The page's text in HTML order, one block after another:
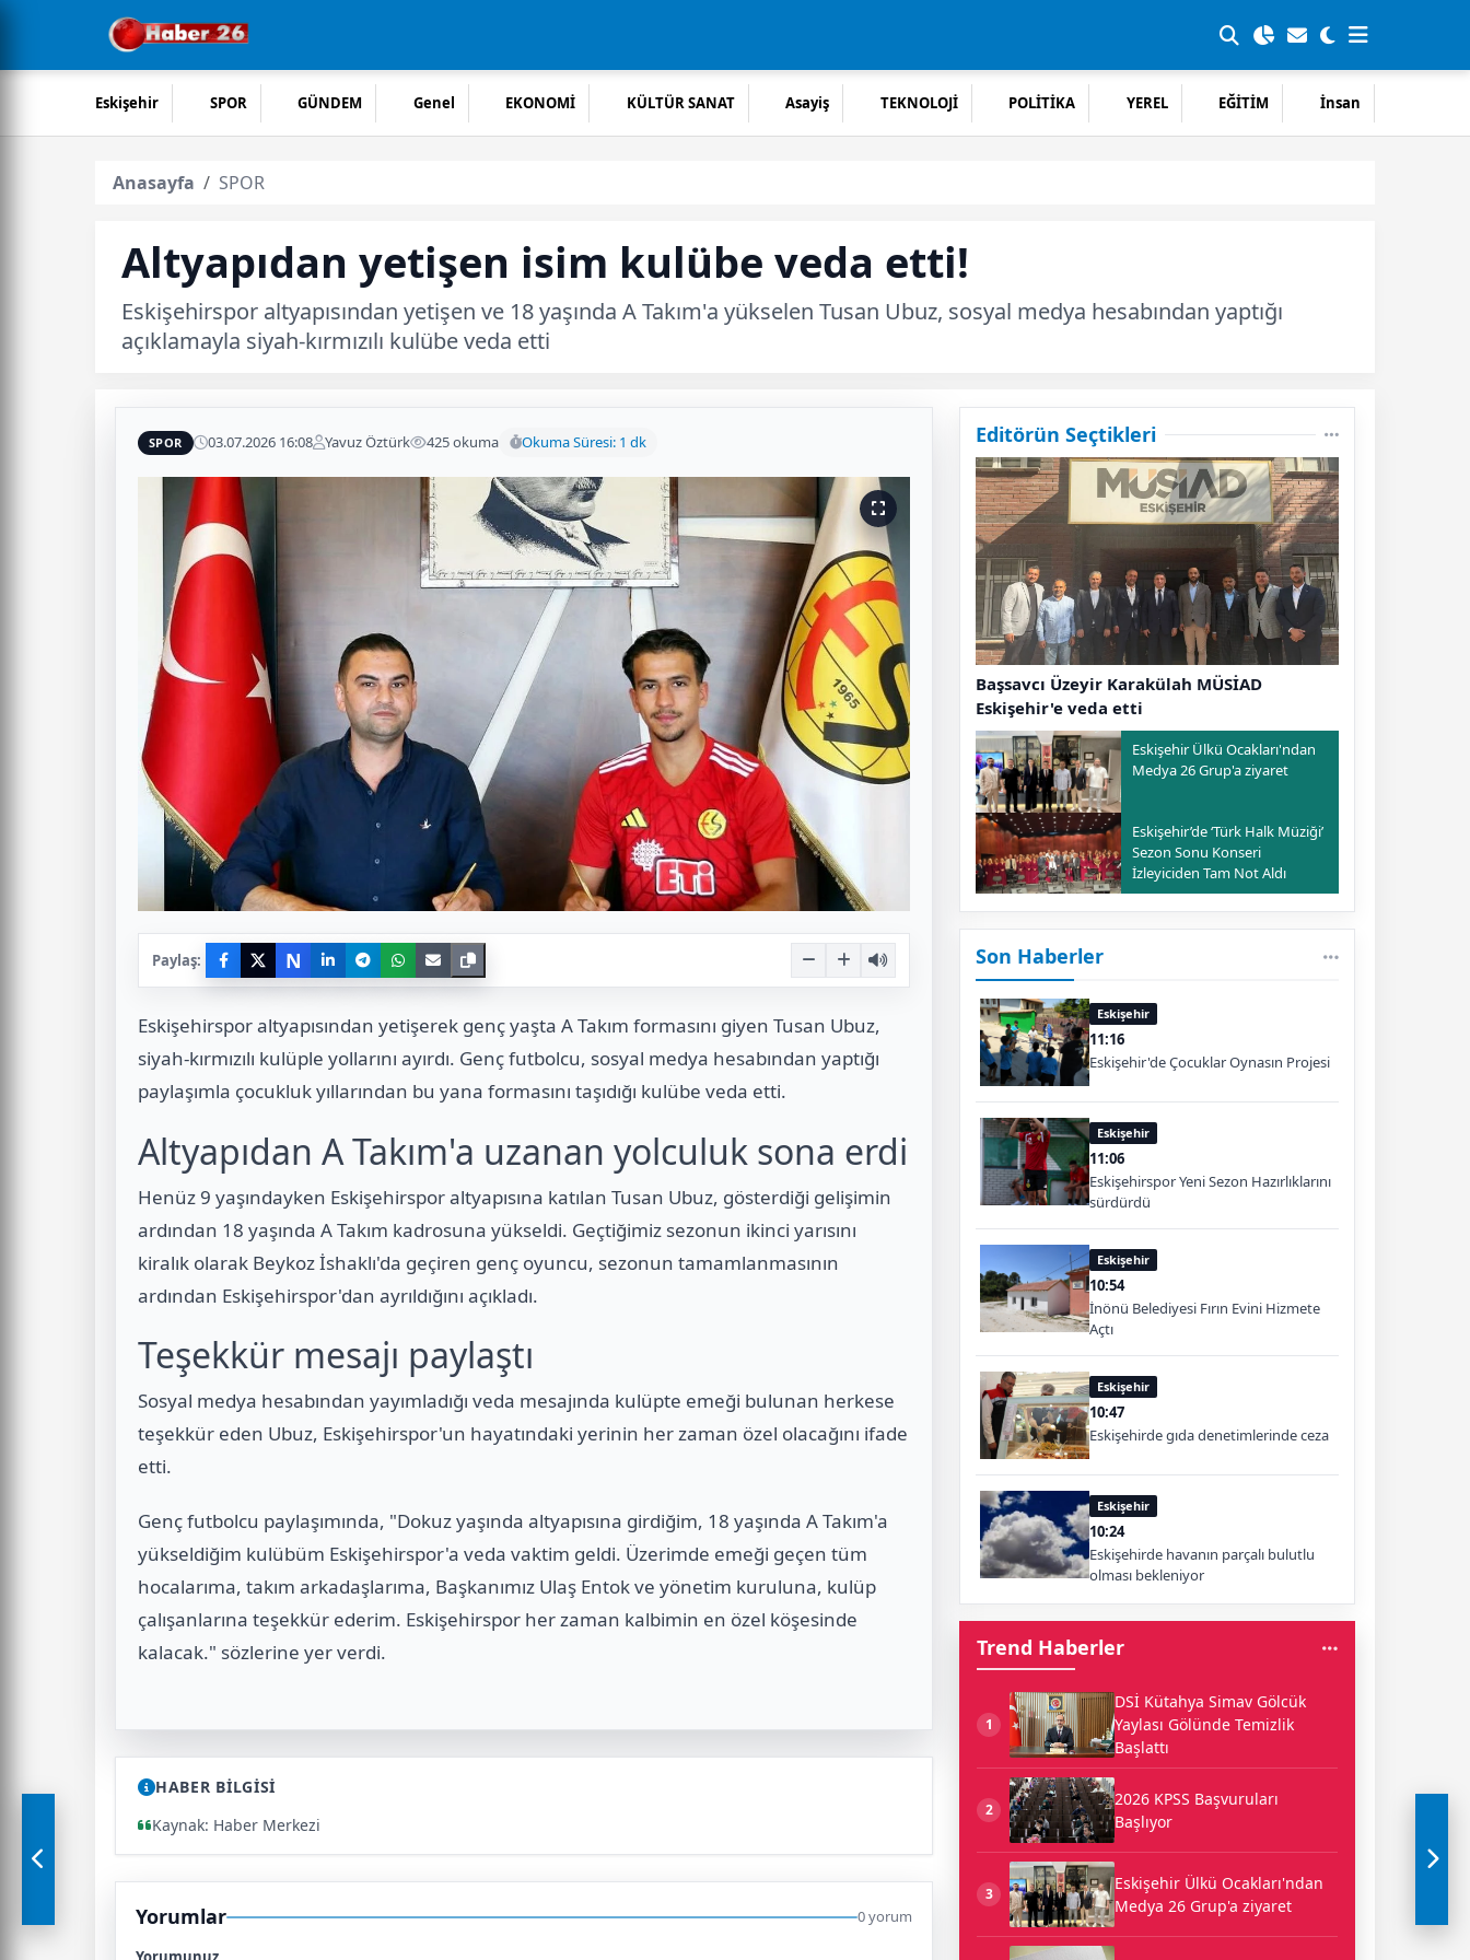
Eskişehir SPOR GÜNDEM Genel EKONOMİ KÜLTÜR SANAT Asayiş TEKNOLOJİ POLİTİKA YEREL EĞİTİM İnsan
Anasayfa SPOR
Altyapıdan yetişen isim kulübe veda etti!
Eskişehirspor altyapısından yetişen ve 18 yaşında A Takım'a yükselen Tusan Ubuz, sosyal medya hesabından yaptığı
açıklamayla siyah-kırmızılı kulübe veda etti
SPOR 03.07.2026 16:08 Yavuz Öztürk 425 okuma Okuma Süresi: 1 dk
Paylaş: N
Eskişehirspor altyapısından yetişerek genç yaşta A Takım formasını giyen Tusan Ubuz,
siyah-kırmızılı kulüple yollarını ayırdı. Genç futbolcu, sosyal medya hesabından yaptığı
paylaşımla çocukluk yıllarından bu yana formasını taşıdığı kulübe veda etti.
Altyapıdan A Takım'a uzanan yolculuk sona erdi
Henüz 9 yaşındayken Eskişehirspor altyapısına katılan Tusan Ubuz, gösterdiği gelişimin
ardından 18 yaşında A Takım kadrosuna yükseldi. Geçtiğimiz sezonun ikinci yarısını
kiralık olarak Beykoz İshaklı'da geçiren genç oyuncu, sezonun tamamlanmasının
ardından Eskişehirspor'dan ayrıldığını açıkladı.
Teşekkür mesajı paylaştı
Sosyal medya hesabından yayımladığı veda mesajında kulüpte emeği bulunan herkese
teşekkür eden Ubuz, Eskişehirspor'un hayatındaki yerinin her zaman özel olacağını ifade
etti.
Genç futbolcu paylaşımında, "Dokuz yaşında altyapısına girdiğim, 18 yaşında A Takım'a
yükseldiğim kulübüm Eskişehirspor'a veda vaktim geldi. Üzerimde emeği geçen tüm
hocalarıma, takım arkadaşlarıma, Başkanımız Ulaş Entok ve yönetim kuruluna, kulüp
çalışanlarına teşekkür ederim. Eskişehirspor her zaman kalbimin en özel köşesinde
kalacak." sözlerine yer verdi.
HABER BİLGİSİ
Kaynak: Haber Merkezi
Yorumlar 0 yorum
Editörün Seçtikleri
Başsavcı Üzeyir Karakülah MÜSİAD
Eskişehir'e veda etti
Eskişehir Ülkü Ocakları'ndan
Medya 26 Grup'a ziyaret
Eskişehir’de ‘Türk Halk Müziği’
Sezon Sonu Konseri
İzleyiciden Tam Not Aldı
Son Haberler
Eskişehir
11:16
Eskişehir'de Çocuklar Oynasın Projesi
Eskişehir
11:06
Eskişehirspor Yeni Sezon Hazırlıklarını
sürdürdü
Eskişehir
10:54
İnönü Belediyesi Fırın Evini Hizmete
Açtı
Eskişehir
10:47
Eskişehirde gıda denetimlerinde ceza
Eskişehir
10:24
Eskişehirde havanın parçalı bulutlu
olması bekleniyor
Trend Haberler
1
DSİ Kütahya Simav Gölcük
Yaylası Gölünde Temizlik
Başlattı
2
2026 KPSS Başvuruları
Başlıyor
3
Eskişehir Ülkü Ocakları'ndan
Medya 26 Grup'a ziyaret